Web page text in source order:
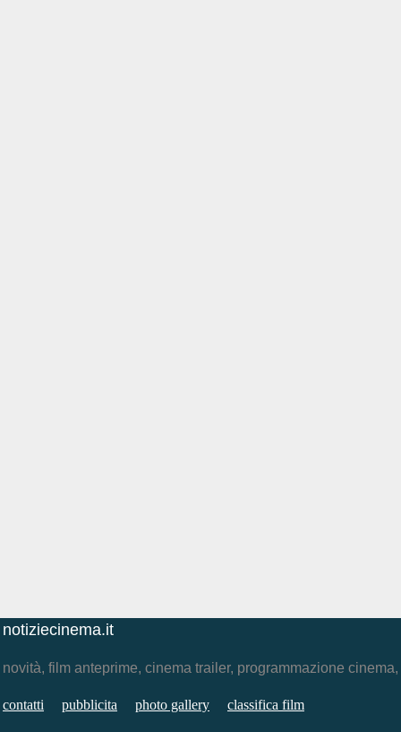
notiziecinema.it
novità, film anteprime, cinema trailer, programmazione
contatti pubblicita photo gallery classifica film